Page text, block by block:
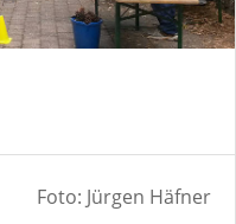
Foto: Jürgen Häfner